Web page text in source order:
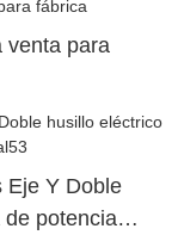
venta para
Eje Y Doble
potencia